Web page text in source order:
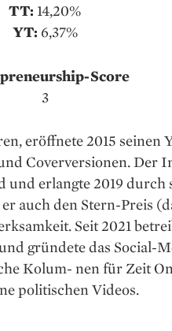
TT: 14,20%
YT: 6,37%
Score
3
eröffnete 2015 seinen
Coverversionen. Der
erlangte 2019 durch
auch den Stern-Preis
Seit 2021
gründete das Social-
Kolum- nen für Zeit
politischen Videos.